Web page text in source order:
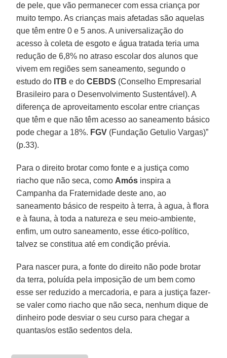
de pele, que vão permanecer com essa criança por
muito tempo. As crianças mais afetadas são aquelas
que têm entre 0 e 5 anos. A universalização do
acesso à coleta de esgoto e água tratada teria uma
redução de 6,8% no atraso escolar dos alunos que
vivem em regiões sem saneamento, segundo o
estudo do ITB e doCEBDS (Conselho Empresarial
Brasileiro para o Desenvolvimento Sustentável). A
diferença de aproveitamento escolar entre crianças
que têm e que não têm acesso ao saneamento básico
pode chegar a 18%. FGV (Fundação Getulio Vargas)”
(p.33).
Para o direito brotar como fonte e a justiça como
riacho que não seca, como Amós inspira a
Campanha da Fraternidade deste ano, ao
saneamento básico de respeito à terra, à agua, à flora
e à fauna, à toda a natureza e seu meio-ambiente,
enfim, um outro saneamento, esse ético-político,
talvez se constitua até em condição prévia.
Para nascer pura, a fonte do direito não pode brotar
da terra, poluída pela imposição de um bem como
esse ser reduzido a mercadoria, e para a justiça fazer-
se valer como riacho que não seca, nenhum dique de
dinheiro pode desviar o seu curso para chegar a
quantas/os estão sedentos dela.